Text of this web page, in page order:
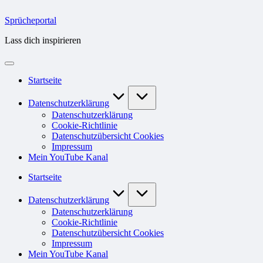
to
Sprücheportal
Lass dich inspirieren
Startseite
Datenschutzerklärung
Datenschutzerklärung
Cookie-Richtlinie
Datenschutzübersicht Cookies
Impressum
Mein YouTube Kanal
Startseite
Datenschutzerklärung
Datenschutzerklärung
Cookie-Richtlinie
Datenschutzübersicht Cookies
Impressum
Mein YouTube Kanal